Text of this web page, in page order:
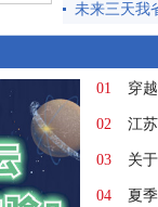
01 穿
02 江
03 关
04 夏